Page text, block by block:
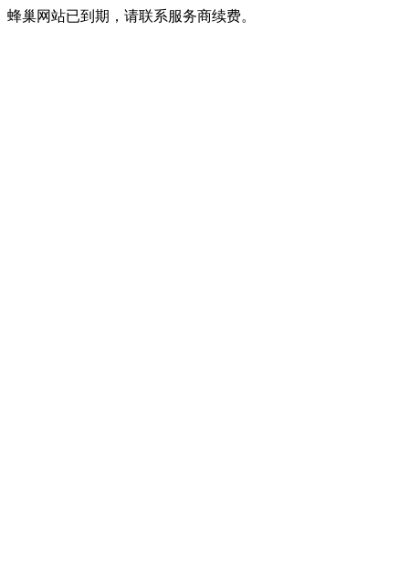
蜂巢网站已到期，请联系服务商续费。